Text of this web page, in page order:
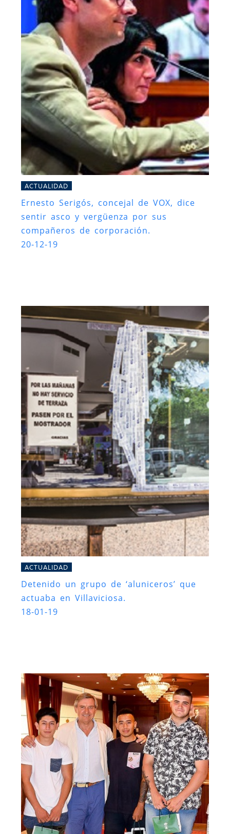
ACTUALIDAD
Ernesto Serigós, concejal de VOX, dice
sentir asco y vergüenza por sus
compañeros de corporación.
20-12-19
ACTUALIDAD
Detenido un grupo de ‘aluniceros’ que
actuaba en Villaviciosa.
18-01-19